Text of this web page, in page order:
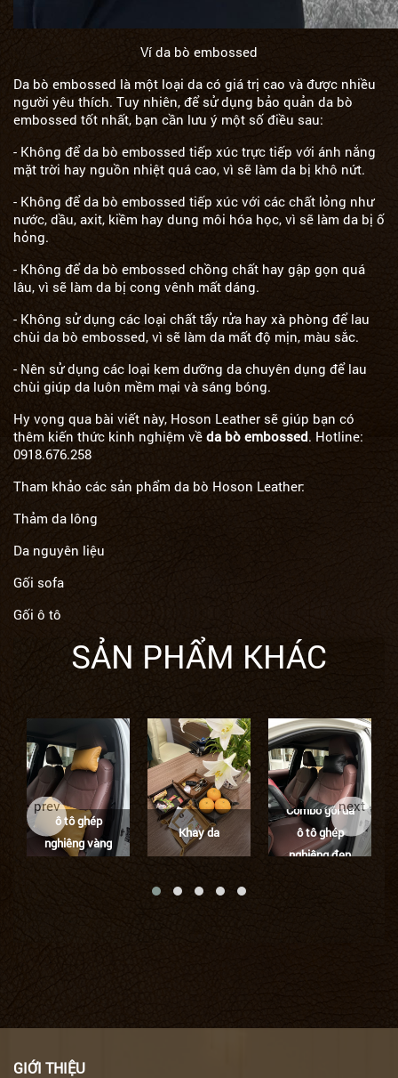
Ví da bò embossed
Da bò embossed là một loại da có giá trị cao và được nhiều
người yêu thích. Tuy nhiên, để sử dụng bảo quản da bò
embossed tốt nhất, bạn cần lưu ý một số điều sau:
- Không để da bò embossed tiếp xúc trực tiếp với ánh nắng
mặt trời hay nguồn nhiệt quá cao, vì sẽ làm da bị khô nứt.
- Không để da bò embossed tiếp xúc với các chất lỏng như
nước, dầu, axit, kiềm hay dung môi hóa học, vì sẽ làm da bị ố
hỏng.
- Không để da bò embossed chồng chất hay gập gọn quá
lâu, vì sẽ làm da bị cong vênh mất dáng.
- Không sử dụng các loại chất tẩy rửa hay xà phòng để lau
chùi da bò embossed, vì sẽ làm da mất độ mịn, màu sắc.
- Nên sử dụng các loại kem dưỡng da chuyên dụng để lau
chùi giúp da luôn mềm mại và sáng bóng.
Hy vọng qua bài viết này, Hoson Leather sẽ giúp bạn có
thêm kiến thức kinh nghiệm về da bò embossed. Hotline:
0918.676.258
Tham khảo các sản phẩm da bò Hoson Leather:
Thảm da lông
Da nguyên liệu
Gối sofa
Gối ô tô
SẢN PHẨM KHÁC
Combo gối da
ô tô ghép
nghiêng vàng
Khay da
Combo gối da
ô tô ghép
nghiêng đen
prev next
GIỚI THIỆU